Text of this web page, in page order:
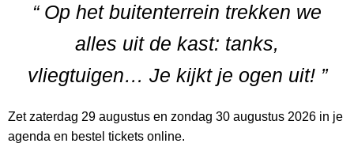
“ Op het buitenterrein trekken we
alles uit de kast: tanks,
vliegtuigen… Je kijkt je ogen uit! ”
Zet zaterdag 29 augustus en zondag 30 augustus 2026 in je
agenda en bestel tickets online.